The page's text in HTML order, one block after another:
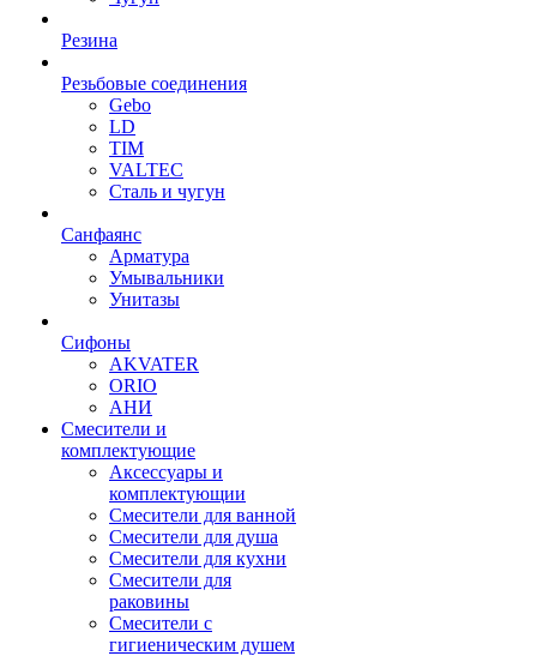
Резина
Резьбовые соединения
Gebo
LD
TIM
VALTEC
Сталь и чугун
Санфаянс
Арматура
Умывальники
Унитазы
Сифоны
AKVATER
ORIO
АНИ
Смесители и
комплектующие
Аксессуары и
комплектующии
Смесители для ванной
Смесители для душа
Смесители для кухни
Смесители для
раковины
Смесители с
гигиеническим душем